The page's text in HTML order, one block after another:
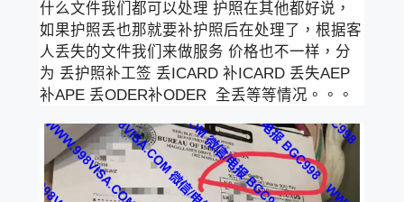
什么文件我们都可以处理 护照在其他都好说，
如果护照丢也那就要补护照后在处理了，根据客
人丢失的文件我们来做服务 价格也不一样，分
为 丢护照补工签 丢ICARD 补ICARD 丢失AEP
补APE 丢ODER补ODER 全丢等等情况。。。